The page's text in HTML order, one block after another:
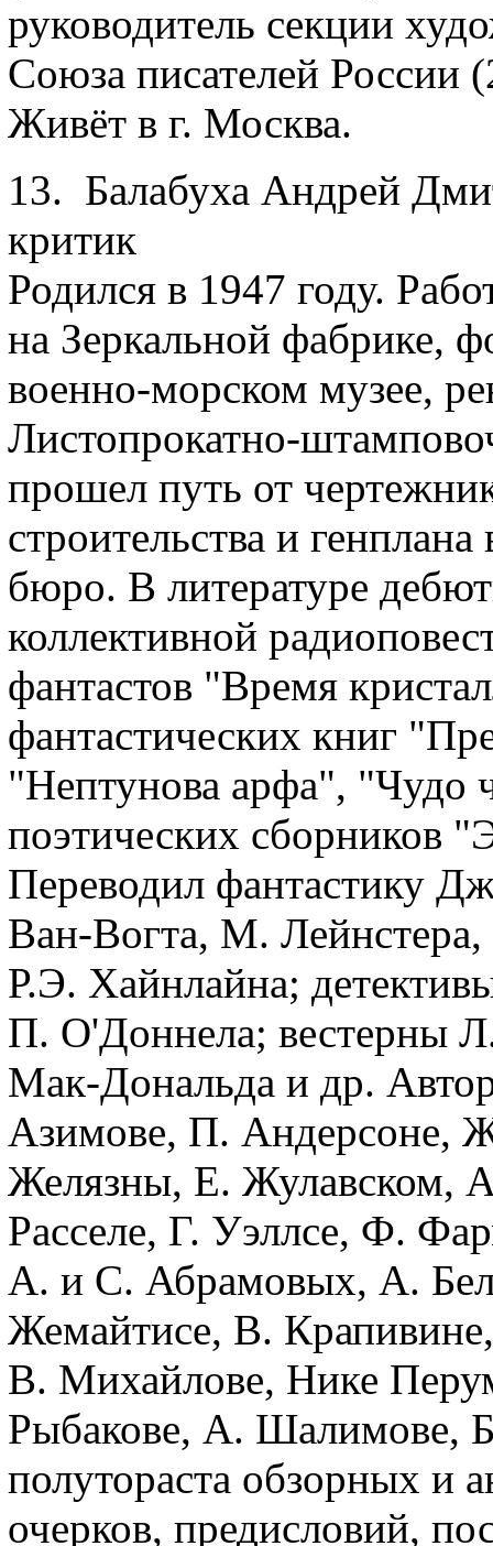
руководитель секции
Союза писателей России
Живёт в г. Москва.
13. Балабуха Андрей
критик
Родился в 1947 году.
на Зеркальной фабрике,
военно-морском музее,
Листопрокатно-
прошел путь от
строительства и
бюро. В литературе
коллективной
фантастов "Время
фантастических книг
"Нептунова арфа", "Чудо
поэтических
Переводил фантастику
Ван-Вогта, М.
Р.Э. Хайнлайна;
П. О'Доннела; вестерны
Мак-Дональда и др.
Азимове, П. Андерсоне,
Желязны, Е. Жулавском,
Расселе, Г. Уэллсе, Ф.
А. и С. Абрамовых, А.
Жемайтисе, В.
В. Михайлове, Нике
Рыбакове, А. Шалимове,
полутораста обзорных и
очерков, предисловий,